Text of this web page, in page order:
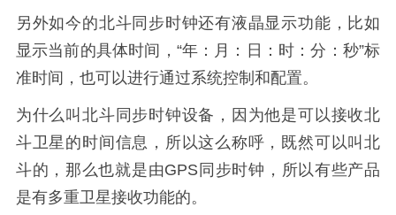
另外如今的北斗同步时钟还有液晶显示功能，比如
显示当前的具体时间，“年：月：日：时：分：秒”标
准时间，也可以进行通过系统控制和配置。
为什么叫北斗同步时钟设备，因为他是可以接收北
斗卫星的时间信息，所以这么称呼，既然可以叫北
斗的，那么也就是由GPS同步时钟，所以有些产品
是有多重卫星接收功能的。